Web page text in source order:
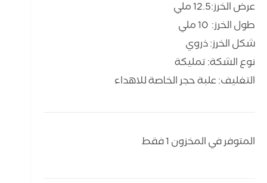
عرض الخرز:12.5 ملي
طول الخرز: 10 ملي
شكل الخرز: ذروي
نوع الشكة: تمليكة
التغليف: علبة حجر الخاصة للاهداء
المتوفر في المخزون 1 فقط